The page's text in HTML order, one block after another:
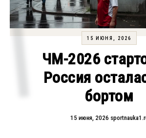
15 ИЮНЯ, 2026
ЧМ-2026
Россия
бортом
15 июня, 2026